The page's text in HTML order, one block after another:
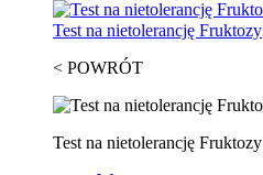
Test na nietolerancję Fruktozy
< POWRÓT
Test na nietolerancję Fruktozy